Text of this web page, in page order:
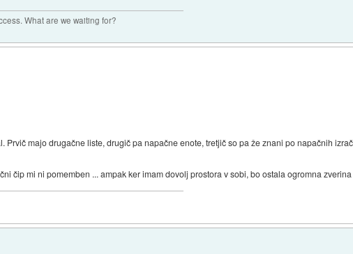
What are we waiting for?
Prvič majo drugačne liste, drugič pa napačne enote, tretjič so pa že znani po napačnih
čip mi ni pomemben ... ampak ker imam dovolj prostora v sobi, bo ostala ogromna